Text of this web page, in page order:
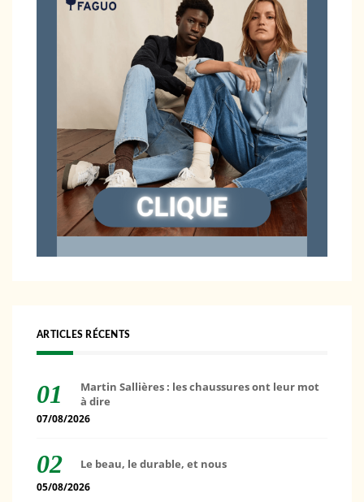
ARTICLES RÉCENTS
Martin Sallières : les chaussures ont leur mot
à dire
07/08/2026
Le beau, le durable, et nous
05/08/2026